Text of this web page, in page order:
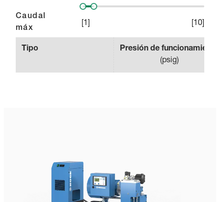
Caudal
máx
1 10
Tipo
Presión de funcionamiento
(psig)